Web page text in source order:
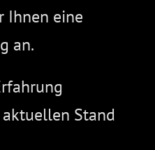
Ihnen eine
an.
Stand